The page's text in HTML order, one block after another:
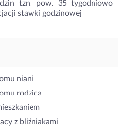
tzn. pow. 35 tygodniowo
stawki godzinowej
niani
rodzica
z bliźniakami